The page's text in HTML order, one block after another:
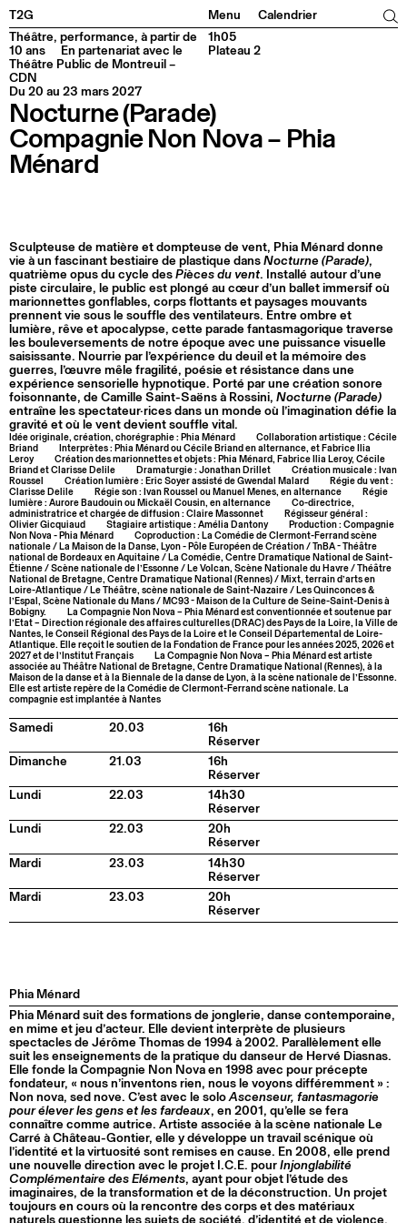
T2G Menu Calendrier
Facebook
Linkedin
Théâtre, performance, à partir de
10 ans
En partenariat avec le
Théâtre Public de Montreuil –
CDN
Du 20 au 23 mars 2027
1h05
Plateau 2
Nocturne (Parade)
Compagnie Non Nova – Phia
Ménard
Sculpteuse de matière et dompteuse de vent, Phia Ménard donne
vie à un fascinant bestiaire de plastique dans Nocturne (Parade),
quatrième opus du cycle des Pièces du vent. Installé autour d’une
piste circulaire, le public est plongé au cœur d’un ballet immersif où
marionnettes gonflables, corps flottants et paysages mouvants
prennent vie sous le souffle des ventilateurs. Entre ombre et
lumière, rêve et apocalypse, cette parade fantasmagorique traverse
les bouleversements de notre époque avec une puissance visuelle
saisissante. Nourrie par l’expérience du deuil et la mémoire des
guerres, l’œuvre mêle fragilité, poésie et résistance dans une
expérience sensorielle hypnotique. Porté par une création sonore
foisonnante, de Camille Saint-Saëns à Rossini, Nocturne (Parade)
entraîne les spectateur·rices dans un monde où l’imagination défie la
gravité et où le vent devient souffle vital.
Idée originale, création, chorégraphie : Phia Ménard
Collaboration artistique : Cécile
Briand
Interprètes : Phia Ménard ou Cécile Briand en alternance, et Fabrice Ilia
Leroy
Création des marionnettes et objets : Phia Ménard, Fabrice Ilia Leroy, Cécile
Briand et Clarisse Delile
Dramaturgie : Jonathan Drillet
Création musicale : Ivan
Roussel
Création lumière : Eric Soyer assisté de Gwendal Malard
Régie du vent :
Clarisse Delile
Régie son : Ivan Roussel ou Manuel Menes, en alternance
Régie
lumière : Aurore Baudouin ou Mickaël Cousin, en alternance
Co-directrice,
administratrice et chargée de diffusion : Claire Massonnet
Régisseur général :
Olivier Gicquiaud
Stagiaire artistique : Amélia Dantony
Production : Compagnie
Non Nova - Phia Ménard
Coproduction : La Comédie de Clermont-Ferrand scène
nationale / La Maison de la Danse, Lyon - Pôle Européen de Création / TnBA - Théâtre
national de Bordeaux en Aquitaine / La Comédie, Centre Dramatique National de Saint-
Étienne / Scène nationale de l’Essonne / Le Volcan, Scène Nationale du Havre / Théâtre
National de Bretagne, Centre Dramatique National (Rennes) / Mixt, terrain d’arts en
Loire-Atlantique / Le Théâtre, scène nationale de Saint-Nazaire / Les Quinconces &
l’Espal, Scène Nationale du Mans / MC93 - Maison de la Culture de Seine-Saint-Denis à
Bobigny.
La Compagnie Non Nova – Phia Ménard est conventionnée et soutenue par
l’Etat – Direction régionale des affaires culturelles (DRAC) des Pays de la Loire, la Ville de
Nantes, le Conseil Régional des Pays de la Loire et le Conseil Départemental de Loire-
Atlantique. Elle reçoit le soutien de la Fondation de France pour les années 2025, 2026 et
2027 et de l’Institut Français
La Compagnie Non Nova – Phia Ménard est artiste
associée au Théâtre National de Bretagne, Centre Dramatique National (Rennes), à la
Maison de la danse et à la Biennale de la danse de Lyon, à la scène nationale de l’Essonne.
Elle est artiste repère de la Comédie de Clermont-Ferrand scène nationale. La
compagnie est implantée à Nantes
Samedi 20.03
16h
Réserver
Dimanche
21.03
16h
Réserver
Lundi
22.03
14h30
Réserver
Lundi
22.03
20h
Réserver
Mardi
23.03
14h30
Réserver
Mardi
23.03
20h
Réserver
Phia Ménard
Phia Ménard suit des formations de jonglerie, danse contemporaine,
en mime et jeu d’acteur. Elle devient interprète de plusieurs
spectacles de Jérôme Thomas de 1994 à 2002. Parallèlement elle
suit les enseignements de la pratique du danseur de Hervé Diasnas.
Elle fonde la Compagnie Non Nova en 1998 avec pour précepte
fondateur, « nous n’inventons rien, nous le voyons différemment » :
Non nova, sed nove. C’est avec le solo Ascenseur, fantasmagorie
pour élever les gens et les fardeaux, en 2001, qu’elle se fera
connaître comme autrice. Artiste associée à la scène nationale Le
Carré à Château-Gontier, elle y développe un travail scénique où
l’identité et la virtuosité sont remises en cause. En 2008, elle prend
une nouvelle direction avec le projet I.C.E. pour Injonglabilité
Complémentaire des Eléments, ayant pour objet l’étude des
imaginaires, de la transformation et de la déconstruction. Un projet
toujours en cours où la rencontre des corps et des matériaux
naturels questionne les sujets de société, d’identité et de violence.